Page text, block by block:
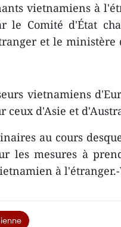
vietnamiens à
le Comité d'État
et le ministère
vietnamiens
ceux d'Asie et
au cours
les mesures à
à